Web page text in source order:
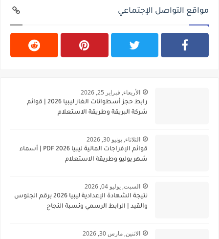
مواقع التواصل الإجتماعي
الأربعاء, فبراير 25, 2026
رابط حجز أسطوانات الغاز ليبيا 2026 | قوائم
شركة البريقة وطريقة الاستعلام
الثلاثاء, يونيو 30, 2026
قوائم الإفراجات المالية ليبيا 2026 PDF | أسماء
شهر يوليو وطريقة الاستعلام
السبت, يوليو 04, 2026
نتيجة الشهادة الإعدادية ليبيا 2026 برقم الجلوس
والقيد | الرابط الرسمي ونسبة النجاح
الاثنين, مارس 30, 2026